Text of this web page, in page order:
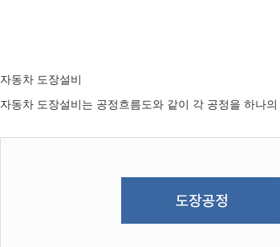
자동차 도장설비
자동차 도장설비는 공정흐름도와 같이 각 공정을 하나